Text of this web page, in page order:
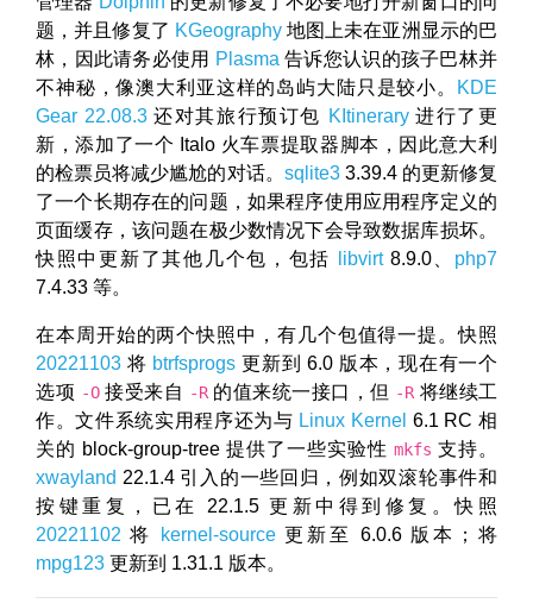
题，并且修复了 KGeography地图上未在亚洲显示的巴
林，因此请务必使用 Plasma 告诉您认识的孩子巴林并
不神秘，像澳大利亚这样的岛屿大陆只是较小。
KDE
Gear 22.08.3还对其旅行预订包 KItinerary进行了更
新，添加了一个 Italo 火车票提取器脚本，因此意大利
的检票员将减少尴尬的对话。 sqlite33.39.4 的更新修复
了一个长期存在的问题，如果程序使用应用程序定义的
页面缓存，该问题在极少数情况下会导致数据库损坏。
快照中更新了其他几个包，包括
libvirt8.9.0、 php7
7.4.33 等。
在本周开始的两个快照中，有几个包值得一提。快照
20221103 将 btrfsprogs 更新到 6.0 版本，现在有一个
选项 -O接受来自 -R的值来统一接口，但 -R 将继续工
作。文件系统实用程序还为与 Linux Kernel 6.1 RC 相
关的 block-group-tree 提供了一些实验性 mkfs 支持。
xwayland 22.1.4 引入的一些回归，例如双滚轮事件和
按键重复，已在 22.1.5 更新中得到修复。快照
20221102 将 kernel-source 更新至 6.0.6 版本；将
mpg123 更新到 1.31.1 版本。